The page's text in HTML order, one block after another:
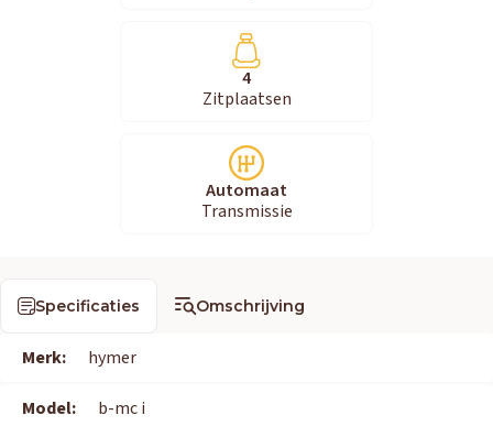
4
Zitplaatsen
Automaat
Transmissie
Specificaties Omschrijving
Merk: hymer
Model: b-mc i